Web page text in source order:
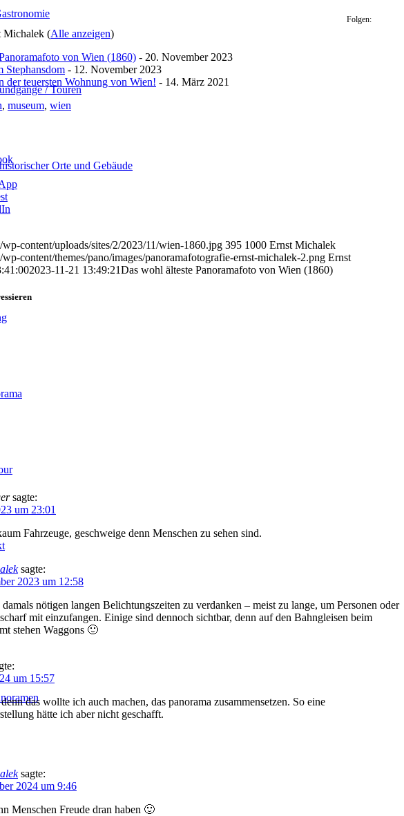
/ Touren
Orte und Gebäude
Folgen:
Michalek (Alle anzeigen)
von Wien (1860) - 20. November 2023
Stephansdom - 12. November 2023
der teuersten Wohnung von Wien! - 14. März 2021
, museum, wien
wp-content/uploads/sites/2/2023/11/wien-1860.jpg 395 1000 Ernst Michalek
content/themes/pano/images/panoramafotografie-ernst-michalek-2.png Ernst
2023-11-21 13:49:21Das wohl älteste Panoramafoto von Wien (1860)
sagte:
um 23:01
Fahrzeuge, geschweige denn Menschen zu sehen sind.
sagte:
2023 um 12:58
nötigen langen Belichtungszeiten zu verdanken – meist zu lange, um Personen oder
mit einzufangen. Einige sind dennoch sichtbar, denn auf den Bahngleisen beim
stehen Waggons 🙂
um 15:57
das wollte ich auch machen, das panorama zusammensetzen. So eine
hätte ich aber nicht geschafft.
sagte:
2024 um 9:46
Menschen Freude dran haben 🙂